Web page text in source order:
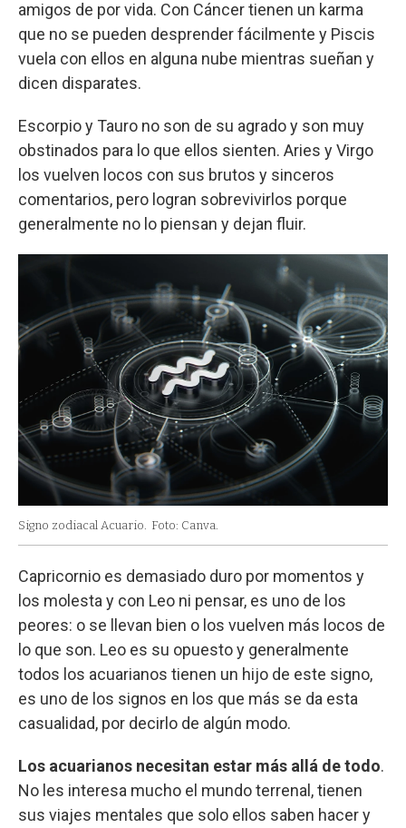
amigos de por vida. Con Cáncer tienen un karma
que no se pueden desprender fácilmente y Piscis
vuela con ellos en alguna nube mientras sueñan y
dicen disparates.
Escorpio y Tauro no son de su agrado y son muy
obstinados para lo que ellos sienten. Aries y Virgo
los vuelven locos con sus brutos y sinceros
comentarios, pero logran sobrevivirlos porque
generalmente no lo piensan y dejan fluir.
Signo zodiacal Acuario. Foto: Canva.
Capricornio es demasiado duro por momentos y
los molesta y con Leo ni pensar, es uno de los
peores: o se llevan bien o los vuelven más locos de
lo que son. Leo es su opuesto y generalmente
todos los acuarianos tienen un hijo de este signo,
es uno de los signos en los que más se da esta
casualidad, por decirlo de algún modo.
Los acuarianos necesitan estar más allá de todo.
No les interesa mucho el mundo terrenal, tienen
sus viajes mentales que solo ellos saben hacer y